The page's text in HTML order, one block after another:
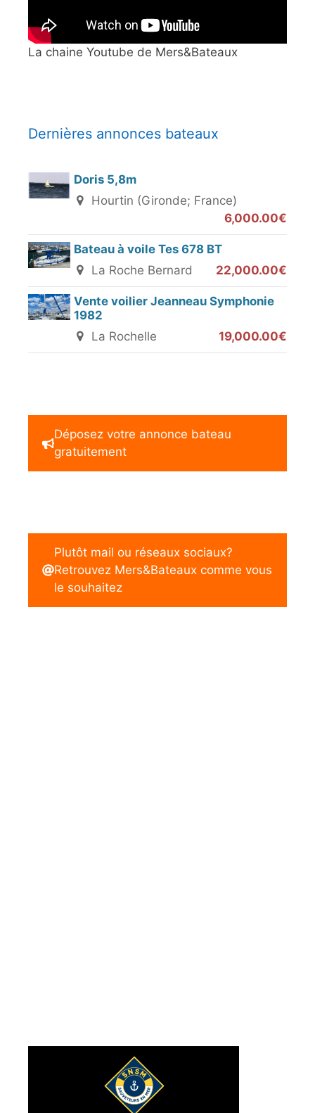
La chaine Youtube de Mers&Bateaux
Dernières annonces bateaux
Doris 5,8m
Hourtin (Gironde; France)
6,000.00€
Bateau à voile Tes 678 BT
La Roche Bernard
22,000.00€
Vente voilier Jeanneau Symphonie
1982
La Rochelle
19,000.00€
Déposez votre annonce bateau
gratuitement
Plutôt mail ou réseaux sociaux?
Retrouvez Mers&Bateaux comme vous
le souhaitez